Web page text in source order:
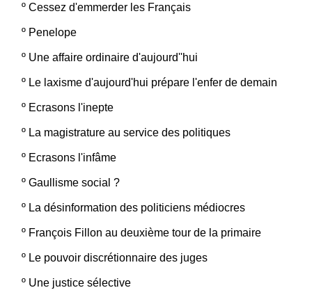
º Cessez d'emmerder les Français
º Penelope
º Une affaire ordinaire d'aujourd''hui
º Le laxisme d'aujourd'hui prépare l'enfer de demain
º Ecrasons l'inepte
º La magistrature au service des politiques
º Ecrasons l'infâme
º Gaullisme social ?
º La désinformation des politiciens médiocres
º François Fillon au deuxième tour de la primaire
º Le pouvoir discrétionnaire des juges
º Une justice sélective